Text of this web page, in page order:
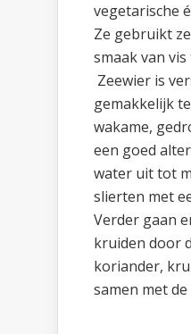
vegetarische
Ze gebruikt
smaak van
Zeewier is
gemakkelijk
wakame,
een goed
water uit tot
slierten met
Verder gaan
kruiden door
koriander,
samen met de